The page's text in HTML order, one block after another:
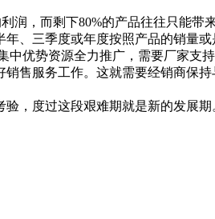
，而剩下80%的产品往往只能带
、三季度或年度按照产品的销量
优势资源全力推广，需要厂家支
售服务工作。这就需要经销商保
度过这段艰难期就是新的发展